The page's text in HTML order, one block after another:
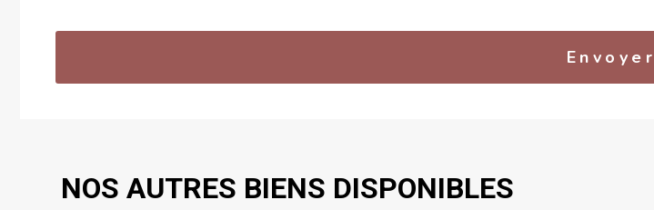
Envoyer
NOS AUTRES BIENS DISPONIBLES